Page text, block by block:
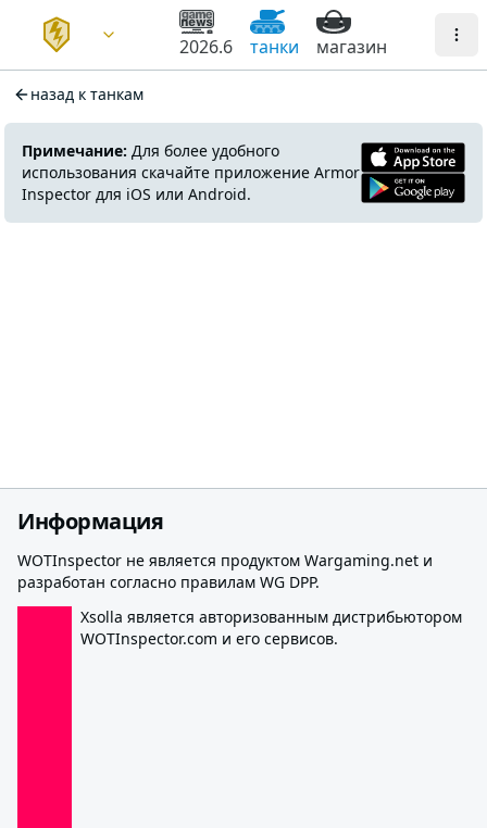
2026.6 танки магазин
назад к танкам
Примечание: Для более удобного
использования скачайте приложение Armor
Inspector для iOS или Android.
Информация
WOTInspector не является продуктом Wargaming.net и
разработан согласно правилам WG DPP.
Xsolla является авторизованным дистрибьютором
WOTInspector.com и его сервисов.